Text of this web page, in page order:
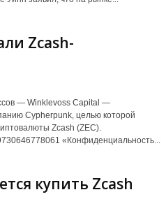
Zcash-
— Winklevoss Capital —
Cypherpunk, целью которой
Zcash (ZEC).
«Конфиденциальность...
купить Zcash